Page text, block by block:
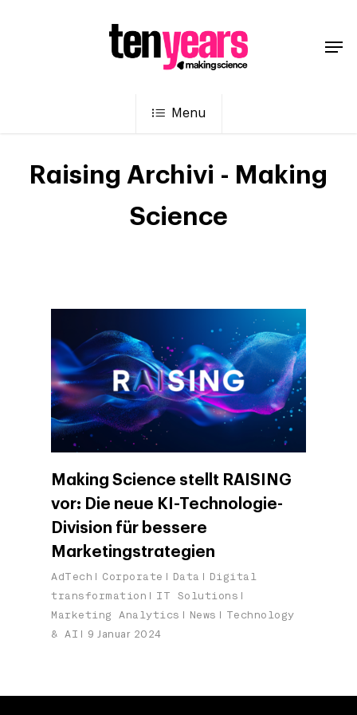
Menu
Raising Archivi - Making
Science
Making Science stellt RAISING
vor: Die neue KI-Technologie-
Division für bessere
Marketingstrategien
AdTech Corporate Data
Digital
transformation
IT Solutions
Marketing Analytics
News
Technology
& AI
9 Januar 2024